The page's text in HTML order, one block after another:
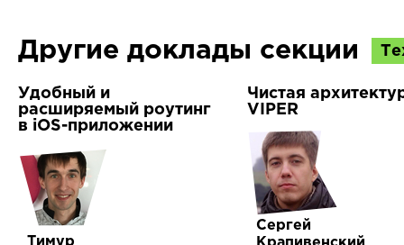
Другие доклады секции
Удобный и
расширяемый роутинг
в iOS-приложении
Тимур
Чистая
VIPER
Сергей